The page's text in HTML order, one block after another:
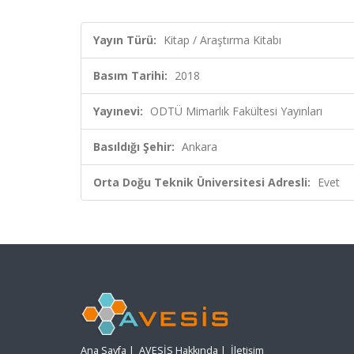
Yayın Türü: Kitap / Araştırma Kitabı
Basım Tarihi: 2018
Yayınevi: ODTÜ Mimarlık Fakültesi Yayınları
Basıldığı Şehir: Ankara
Orta Doğu Teknik Üniversitesi Adresli: Evet
Ana Sayfa | AVESİS Hakkında | İletişim